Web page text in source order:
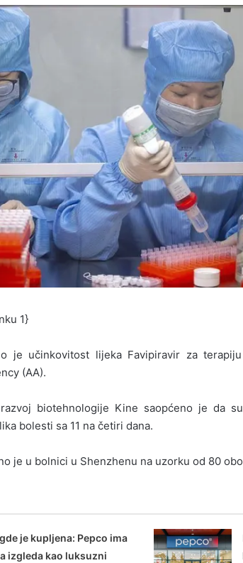
1}
je učinkovitost lijeka Favipiravir za
(AA).
biotehnologije Kine saopćeno je da
bolesti sa 11 na četiri dana.
je u bolnici u Shenzhenu na uzorku od 80
je kupljena: Pepco ima
izgleda kao luksuzni